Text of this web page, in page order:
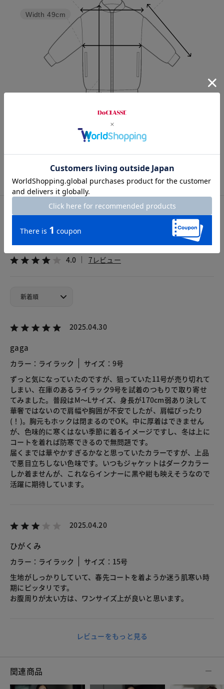
Width 49cm
カスタマーレビュー
4.0 7レビュー
2025.04.30
gaga
カラー：ライラック
サイズ：9号
ずっと気になっていたのですが、狙っていた11号が売り切れて
しまい、在庫のあるライラック9号を試着のつもりで取り寄せ
てみました。普段はM〜Lサイズ、身長が170cm弱あり決して
華奢ではないので肩幅や胸囲が不安でしたが、肩幅ぴったり
(！)。胸元もホックは閉まるのでOK。中に厚着はできません
が、色味的に寒くはない季節に着るイメージですし、冬は上に
コートを着れば防寒できるので無問題です。
届くまでは華やかすぎるかなと思っていたカラーですが、上品
で悪目立ちしない色味です。いつもジャケットはダークカラー
しか着ませんが、これならインナーに黒や紺も映えそうなので
活躍に期待しています。
2025.04.20
ひがくみ
カラー：ライラック
サイズ：15号
生地がしっかりしていて、春先コートを着ようか迷う肌寒い時
期にピッタリです。
お腹周りが太い方は、ワンサイズ上が良いと思います。
レビューをもっと見る
関連商品